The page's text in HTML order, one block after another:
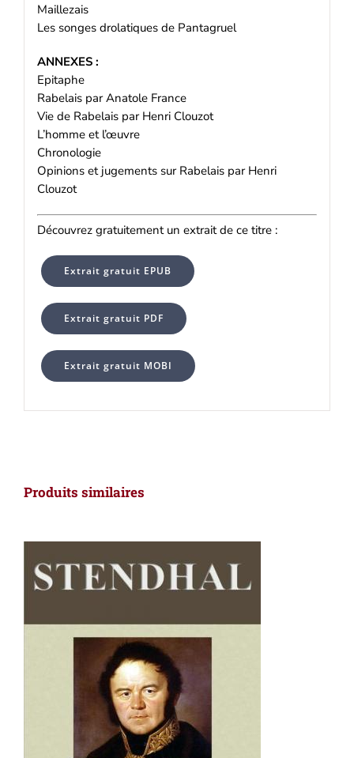
Maillezais
Les songes drolatiques de Pantagruel
ANNEXES :
Epitaphe
Rabelais par Anatole France
Vie de Rabelais par Henri Clouzot
L’homme et l’œuvre
Chronologie
Opinions et jugements sur Rabelais par Henri
Clouzot
Découvrez gratuitement un extrait de ce titre :
Extrait gratuit EPUB
Extrait gratuit PDF
Extrait gratuit MOBI
Produits similaires
AJOUTER AU PANIER /